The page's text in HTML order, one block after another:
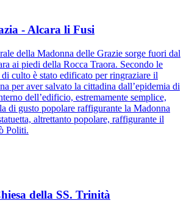
- Alcara li Fusi
della Madonna delle Grazie sorge fuori dal
ai piedi della Rocca Traora. Secondo le
culto è stato edificato per ringraziare il
per aver salvato la cittadina dall’epidemia di
dell’edificio, estremamente semplice,
di gusto popolare raffigurante la Madonna
altrettanto popolare, raffigurante il
Politi.
della SS. Trinità